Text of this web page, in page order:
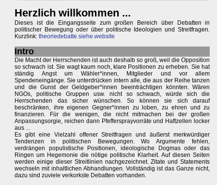
Herzlich willkommen ...
Dieses ist die Eingangsseite zum großen Bereich über Debatten in
politischer Bewegung oder über politische Ideologien und Streitfragen.
Kurzlink: theoriedebatte.siehe.website
Intro
Die Macht der Herrschenden ist auch deshalb so groß, weil die Opposition
so schwach ist. Sie wagt kaum noch, klare Positionen zu erheben. Sie hat
ständig Angst um Wähler*innen, Mitglieder und vor allem
Spendeneingänge. Sie unterdrücken intern alle, die aus der Reihe tanzen
und die Gunst der Geldgeber*innen beeinträchtigen könnten. Wären
NGOs, politische Gruppen usw. nicht so schwach, würde sich die
Herrschenden das sicher wünschen. So können sie sich darauf
beschränken, ihre eigenen Gegner*innen zu loben, zu ehren und zu
finanzieren. Für die wenigen, die nicht mitmachen bei der großen
Anpassungsorgie, reichen dann Pfeffersprayvorräte und Haftzellen locker
aus ...
Es gibt eine Vielzahl offener Streitfragen und äußerst merkwürdiger
Tendenzen in politischen Bewegungen. Wo Argumente fehlen,
verdrängen populistische Positionen, ideologische Dogmas oder das
Ringen um Hegemonie die nötige politische Klarheit. Auf diesen Seiten
werden einige dieser Streitlinien nachgezeichnet. Zitate und Statements
wechseln mit inhaltlichen Abhandlungen. Vollständig ist das Ganze nicht,
dazu sind zuviele verkorkste Debatten vorhanden.